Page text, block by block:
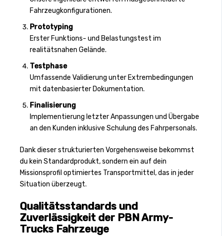
Fahrzeugkonfigurationen.
Prototyping
Erster Funktions- und Belastungstest im
realitätsnahen Gelände.
Testphase
Umfassende Validierung unter Extrembedingungen
mit datenbasierter Dokumentation.
Finalisierung
Implementierung letzter Anpassungen und Übergabe
an den Kunden inklusive Schulung des Fahrpersonals.
Dank dieser strukturierten Vorgehensweise bekommst
du kein Standardprodukt, sondern ein auf dein
Missionsprofil optimiertes Transportmittel, das in jeder
Situation überzeugt.
Qualitätsstandards und
Zuverlässigkeit der PBN Army-
Trucks Fahrzeuge